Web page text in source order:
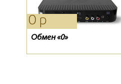
660 р
Антенна Дельта Н181
830 р
Конвертер спутниковый
0 р
Обмен «0»